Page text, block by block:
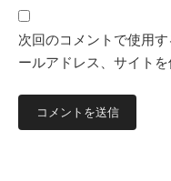
次回のコメントで使用
ールアドレス、サイトを